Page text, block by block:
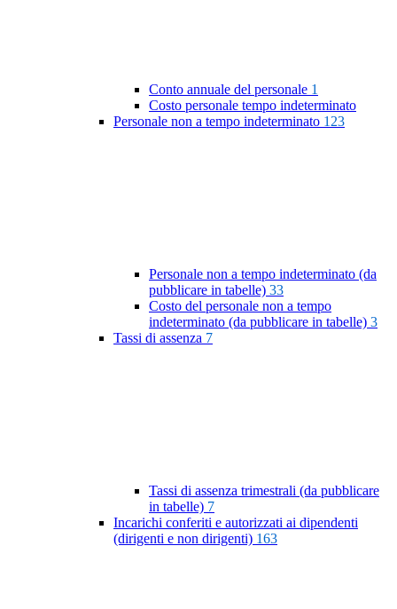
Conto annuale del personale 1
Costo personale tempo indeterminato
Personale non a tempo indeterminato 123
Personale non a tempo indeterminato (da
pubblicare in tabelle) 33
Costo del personale non a tempo
indeterminato (da pubblicare in tabelle) 3
Tassi di assenza 7
Tassi di assenza trimestrali (da pubblicare
in tabelle) 7
Incarichi conferiti e autorizzati ai dipendenti
(dirigenti e non dirigenti) 163